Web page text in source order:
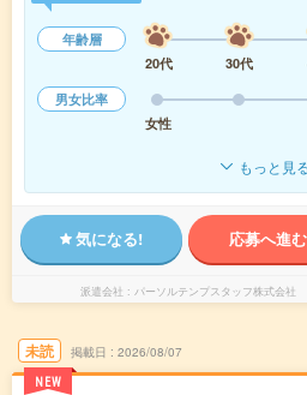
年齢層
20代
30代
男女比率
女性
もっと見
気になる! 応募へ進む
派遣会社 パーソルテンプスタッフ株式会社
未読
NEW
掲載日 2026/08/07